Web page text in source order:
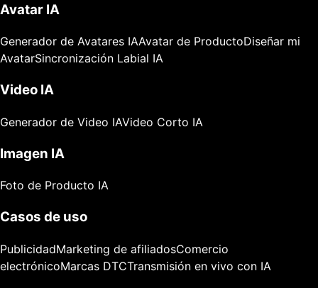
Avatar IA
Generador de Avatares IAAvatar de ProductoDiseñar mi
AvatarSincronización Labial IA
Video IA
Generador de Video IAVideo Corto IA
Imagen IA
Foto de Producto IA
Casos de uso
PublicidadMarketing de afiliadosComercio
electrónicoMarcas DTCTransmisión en vivo con IA